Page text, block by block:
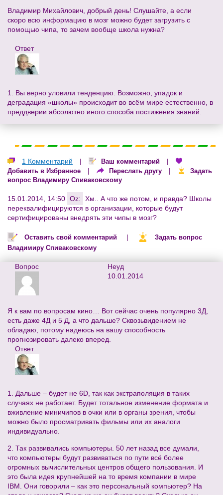
Владимир Михайлович, добрый день! Слушайте, а если
скоро всю информацию в мозг можно будет загрузить с
помощью чипа, то зачем вообще школа нужна?
Ответ
1. Вы верно уловили тенденцию. Возможно, упадок и
деградация «школы» происходит во всём мире естественно, в
преддверии абсолютно иного способа постижения знаний.
1 Комментарий | Ваш комментарий |
Добавить в Избранное | Переслать другу |
Задать
вопрос Владимиру Спиваковскому
15.01.2014, 14:50 Oz:
Хм.. А что же потом, и правда? Школы
переквалифицируются в организации, которые будут
сертифицированы внедрять эти чипы в мозг?
Оставить свой комментарий |
Задать вопрос
Владимиру Спиваковскому
Вопрос
Неуд
10.01.2014
Я к вам по вопросам кино… Вот сейчас очень популярно 3Д,
есть даже 4Д и 5 Д, а что дальше? Сквозьвидением не
обладаю, потому надеюсь на вашу способность
прогнозировать далеко вперед.
Ответ
1. Дальше – будет не 6D, так как экстраполяция в таких
случаях не работает. Будет тотальное изменение формата и
вживление миничипов в очки или в органы зрения, чтобы
можно было просматривать фильмы или их аналоги
индивидуально.
2. Так развивались компьютеры. 50 лет назад все думали,
что компьютеры будут развиваться по пути всё более
огромных вычислительных центров общего пользования. И
это была идея крупнейшей на то время компании в мире
IBM. Они говорили – как это персональный компьютер? На